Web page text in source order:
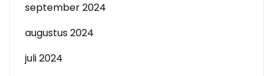
september 2024
augustus 2024
juli 2024